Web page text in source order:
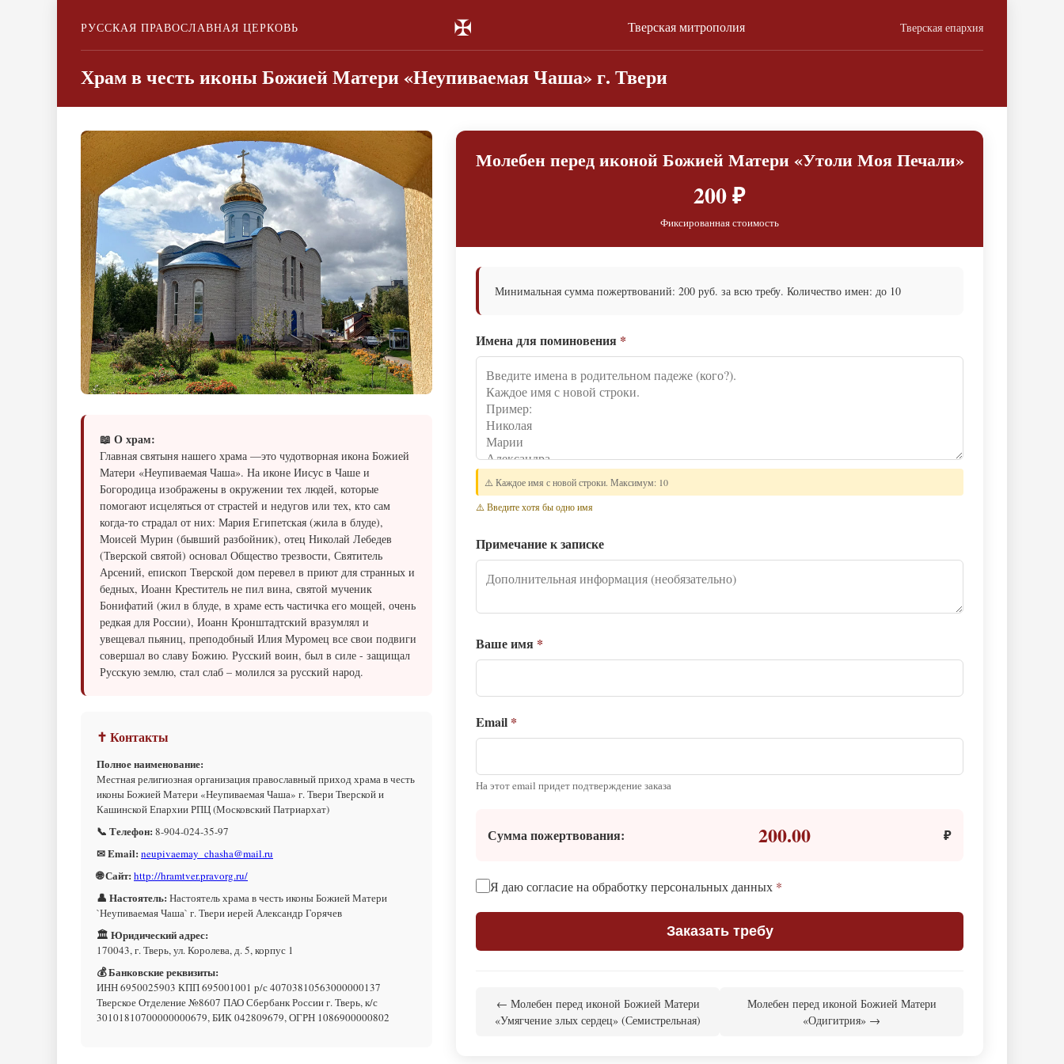
РУССКАЯ ПРАВОСЛАВНАЯ ЦЕРКОВЬ ✠ Тверская митрополия Тверская епархия
Храм в честь иконы Божией Матери «Неупиваемая Чаша» г. Твери
📖 О храм:
​​​​​Главная святыня нашего храма —это чудотворная икона Божией
Матери «Неупиваемая Чаша». На иконе Иисус в Чаше и
Богородица изображены в окружении тех людей, которые
помогают исцеляться от страстей и недугов или тех, кто сам
когда-то страдал от них: Мария Египетская (жила в блуде),
Моисей Мурин (бывший разбойник), отец Николай Лебедев
(Тверской святой) основал Общество трезвости, Святитель
Арсений, епископ Тверской дом перевел в приют для странных и
бедных, Иоанн Креститель не пил вина, святой мученик
Бонифатий (жил в блуде, в храме есть частичка его мощей, очень
редкая для России), Иоанн Кронштадтский вразумлял и
увещевал пьяниц, преподобный Илия Муромец все свои подвиги
совершал во славу Божию. Русский воин, был в силе - защищал
Русскую землю, стал слаб – молился за русский народ.
✝ Контакты
Полное наименование:
Местная религиозная организация православный приход храма в честь
иконы Божией Матери «Неупиваемая Чаша» г. Твери Тверской и
Кашинской Епархии РПЦ (Московский Патриархат)
📞 Телефон: 8-904-024-35-97
✉ Email: neupivaemay_chasha@mail.ru
🌐 Сайт: http://hramtver.pravorg.ru/
👤 Настоятель: Настоятель храма в честь иконы Божией Матери
`Неупиваемая Чаша` г. Твери иерей Александр Горячев
🏛 Юридический адрес:
170043, г. Тверь, ул. Королева, д. 5, корпус 1
💰 Банковские реквизиты:
ИНН 6950025903 КПП 695001001 р/с 40703810563000000137
Тверское Отделение №8607 ПАО Сбербанк России г. Тверь, к/с
30101810700000000679, БИК 042809679, ОГРН 1086900000802
Молебен перед иконой Божией Матери «Утоли Моя Печали»
200 ₽
Фиксированная стоимость
Минимальная сумма пожертвований: 200 руб. за всю требу. Количество имен: до 10
Имена для поминовения *
⚠️ Каждое имя с новой строки. Максимум: 10
⚠️ Введите хотя бы одно имя
Примечание к записке
Ваше имя *
Email *
На этот email придет подтверждение заказа
Сумма пожертвования: 200.00 ₽
Я даю согласие на обработку персональных данных *
Заказать требу
← Молебен перед иконой Божией Матери
«Умягчение злых сердец» (Семистрельная)
Молебен перед иконой Божией Матери
«Одигитрия» →